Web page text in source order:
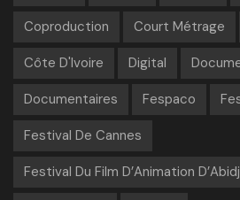
Coproduction Court Métrage
Côte D'Ivoire Digital
Documentaires Fespaco
Festival De Cannes
Festival Du Film D’Animation